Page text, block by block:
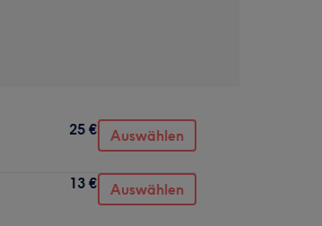
25 € Auswählen
13 € Auswählen